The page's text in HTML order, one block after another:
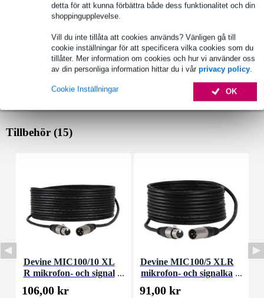
detta för att kunna förbättra både dess funktionalitet och din
shoppingupplevelse.
Vill du inte tillåta att cookies används? Vänligen gå till
cookie inställningar för att specificera vilka cookies som du
tillåter. Mer information om cookies och hur vi använder oss
av din personliga information hittar du i vår privacy policy.
OK
Cookie Inställningar
Tillbehör (15)
Devine MIC100/10 XL
R mikrofon- och signal
kabel 10 meter
106,00 kr
Devine MIC100/5 XLR
mikrofon- och signalka
bel 5 meter
91,00 kr